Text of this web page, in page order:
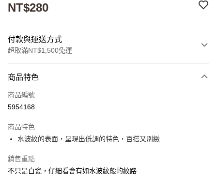
NT$280
付款與運送方式
超取滿NT$1,500免運
信用卡一次付款
超商取貨付款
街口支付
悠遊付
AFTEE先享後付
商品特色
商品編號
5954168
商品特色
水波紋的表面，呈現出低調的特色，百搭又別緻
銷售重點
不只是白瓷，仔細看會有如水波紋般的紋路